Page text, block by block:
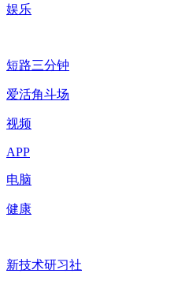
娱乐
短路三分钟
爱活角斗场
视频
APP
电脑
健康
新技术研习社